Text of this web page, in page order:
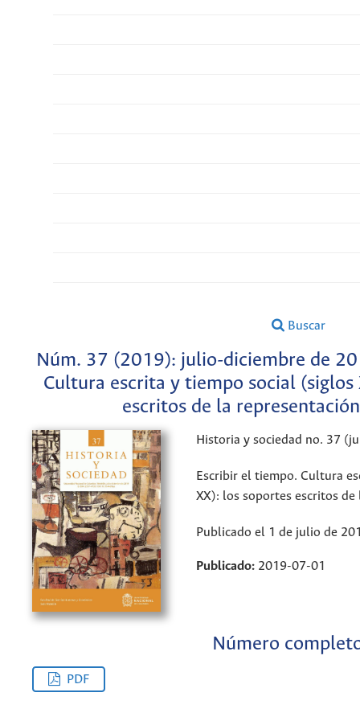
Buscar
Núm. 37 (2019): julio-diciembre de
Cultura escrita y tiempo social (siglos
escritos de la
Historia y sociedad no. 37
Escribir el tiempo. Cultura
XX): los soportes escritos
Publicado el 1 de julio de
Publicado: 2019-07-01
Número
PDF